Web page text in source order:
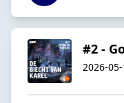
#2 -
2026-